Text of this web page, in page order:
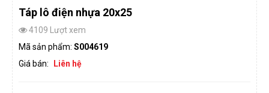
Táp lô điện nhựa 20x25
4109 Lượt xem
Mã sản phẩm: S004619
Giá bán:
Liên hệ